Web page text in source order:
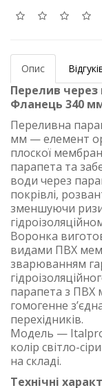
Опис
Перелив через
Фланець 340
Переливна
мм — елемент
плоскої
парапета та
води через
покрівлі,
зменшуючи
Воронка
видами ПВХ
зварюванням
парапета з
гомогенне
перехідників.
Модель —
колір світло-
на складі.
Технічні